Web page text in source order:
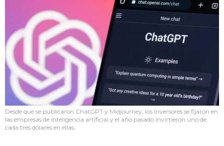
Desde que se publicaron ChatGPT y Midjourney, los inversores se fijaron en
las empresas de inteligencia artificial y el año pasado invirtieron uno de
cada tres dólares en ellas.